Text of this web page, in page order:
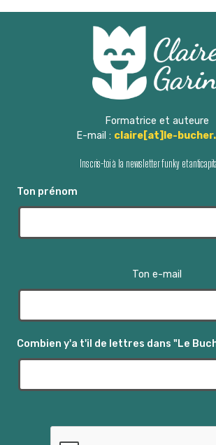
Formatrice et auteure
E-mail : claire[at]le-
Inscris-toi à la newsletter funky et
Ton prénom
Ton e-mail
Combien y'a t'il de lettres dans "Le